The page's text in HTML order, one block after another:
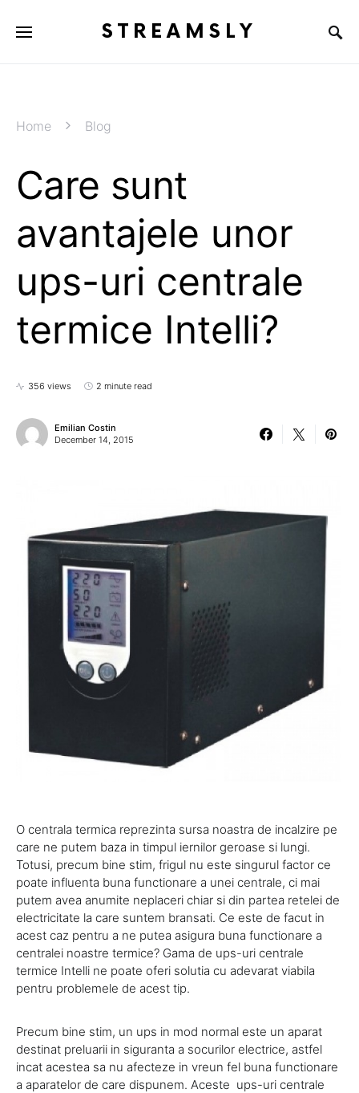
STREAMSLY
Home Blog
Care sunt
avantajele unor
ups-uri centrale
termice Intelli?
356 views 2 minute read
Emilian Costin
December 14, 2015
O centrala termica reprezinta sursa noastra de incalzire pe
care ne putem baza in timpul iernilor geroase si lungi.
Totusi, precum bine stim, frigul nu este singurul factor ce
poate influenta buna functionare a unei centrale, ci mai
putem avea anumite neplaceri chiar si din partea retelei de
electricitate la care suntem bransati. Ce este de facut in
acest caz pentru a ne putea asigura buna functionare a
centralei noastre termice? Gama de ups-uri centrale
termice Intelli ne poate oferi solutia cu adevarat viabila
pentru problemele de acest tip.
Precum bine stim, un ups in mod normal este un aparat
destinat preluarii in siguranta a socurilor electrice, astfel
incat acestea sa nu afecteze in vreun fel buna functionare
a aparatelor de care dispunem. Aceste ups-uri centrale